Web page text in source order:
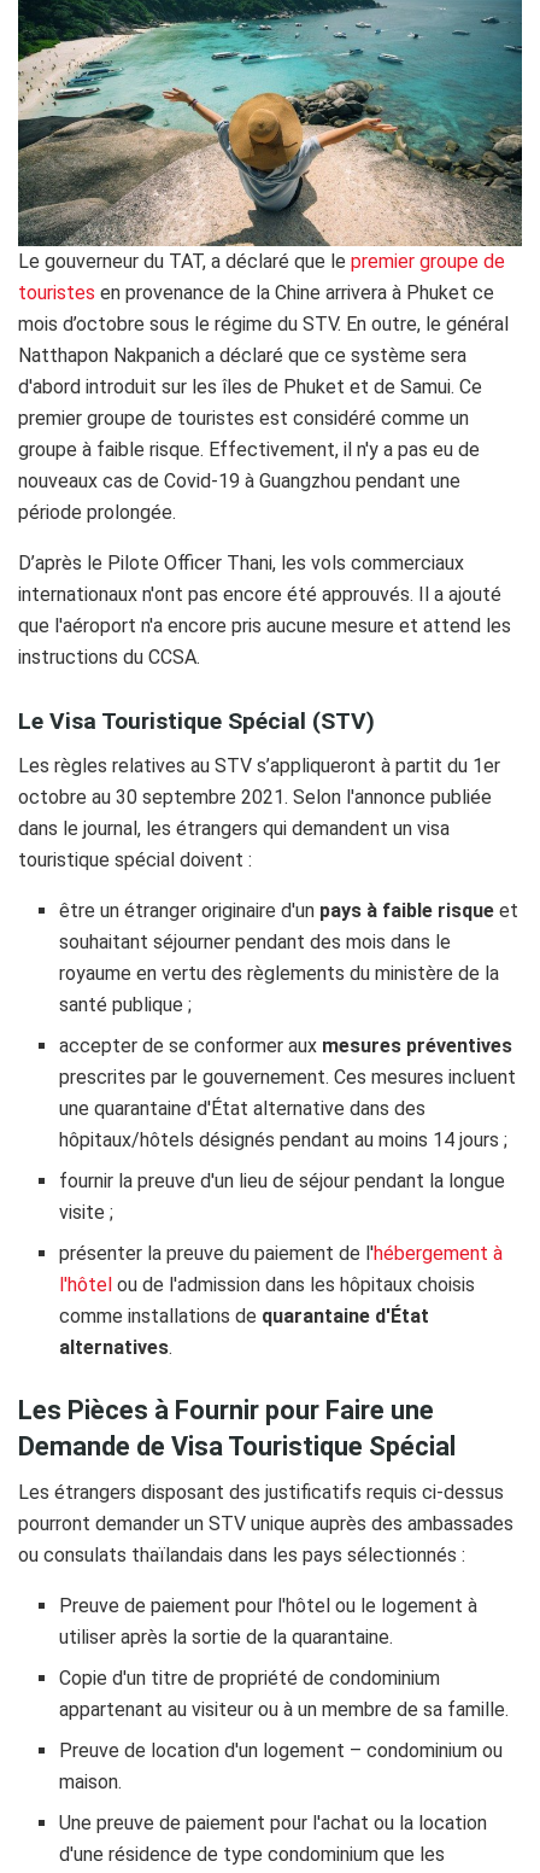
Le gouverneur du TAT, a déclaré que le premier groupe de
touristes en provenance de la Chine arrivera à Phuket ce
mois d’octobre sous le régime du STV. En outre, le général
Natthapon Nakpanich a déclaré que ce système sera
d'abord introduit sur les îles de Phuket et de Samui. Ce
premier groupe de touristes est considéré comme un
groupe à faible risque. Effectivement, il n'y a pas eu de
nouveaux cas de Covid-19 à Guangzhou pendant une
période prolongée.
D’après le Pilote Officer Thani, les vols commerciaux
internationaux n'ont pas encore été approuvés. Il a ajouté
que l'aéroport n'a encore pris aucune mesure et attend les
instructions du CCSA.
Le Visa Touristique Spécial (STV)
Les règles relatives au STV s’appliqueront à partit du 1er
octobre au 30 septembre 2021. Selon l'annonce publiée
dans le journal, les étrangers qui demandent un visa
touristique spécial doivent :
être un étranger originaire d'un pays à faible risque et
souhaitant séjourner pendant des mois dans le
royaume en vertu des règlements du ministère de la
santé publique ;
accepter de se conformer aux mesures préventives
prescrites par le gouvernement. Ces mesures incluent
une quarantaine d'État alternative dans des
hôpitaux/hôtels désignés pendant au moins 14 jours ;
fournir la preuve d'un lieu de séjour pendant la longue
visite ;
présenter la preuve du paiement de l'hébergement à
l'hôtel ou de l'admission dans les hôpitaux choisis
comme installations de quarantaine d'État
alternatives.
Les Pièces à Fournir pour Faire une
Demande de Visa Touristique Spécial
Les étrangers disposant des justificatifs requis ci-dessus
pourront demander un STV unique auprès des ambassades
ou consulats thaïlandais dans les pays sélectionnés :
Preuve de paiement pour l'hôtel ou le logement à
utiliser après la sortie de la quarantaine.
Copie d'un titre de propriété de condominium
appartenant au visiteur ou à un membre de sa famille.
Preuve de location d'un logement – condominium ou
maison.
Une preuve de paiement pour l'achat ou la location
d'une résidence de type condominium que les